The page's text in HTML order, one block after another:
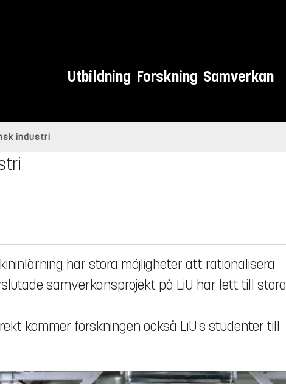
Utbildning Forskning Samverkan
industri
har stora möjligheter att rationalisera
samverkansprojekt på LiU har lett till stora
kommer forskningen också LiU:s studenter till